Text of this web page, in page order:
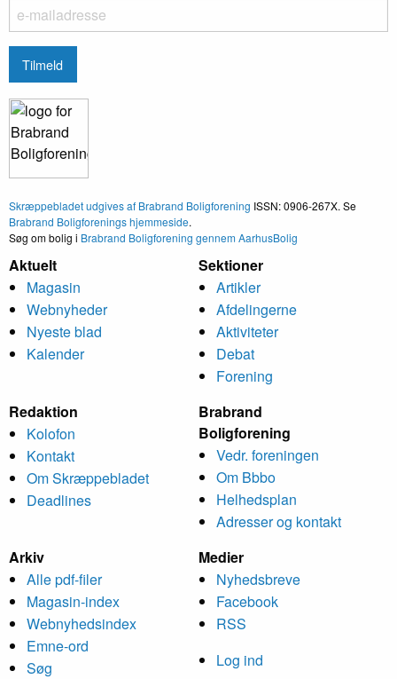
Skræppebladet udgives af Brabrand Boligforening ISSN: 0906-267X. Se
Brabrand Boligforenings hjemmeside.
Søg om bolig i Brabrand Boligforening gennem AarhusBolig
Aktuelt
Magasin
Webnyheder
Nyeste blad
Kalender
Sektioner
Artikler
Afdelingerne
Aktiviteter
Debat
Forening
Redaktion
Kolofon
Kontakt
Om Skræppe­bladet
Deadlines
Brabrand
Bolig­forening
Vedr. foreningen
Om Bbbo
Helheds­plan
Adresser og kontakt
Arkiv
Alle pdf-filer
Magasin-index
Webnyhedsindex
Emne-ord
Søg
Medier
Nyheds­breve
Facebook
RSS
Log ind